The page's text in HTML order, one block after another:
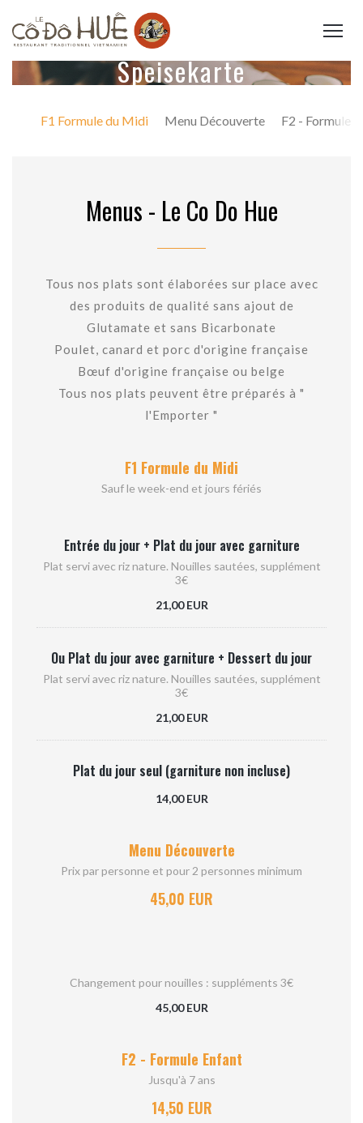
Speisekarte
F1 Formule du Midi Menu Découverte F2 - Formule
Menus - Le Co Do Hue
Tous nos plats sont élaborées sur place avec
des produits de qualité sans ajout de
Glutamate et sans Bicarbonate
Poulet, canard et porc d'origine française
Bœuf d'origine française ou belge
Tous nos plats peuvent être préparés à "
l'Emporter "
F1 Formule du Midi
Sauf le week-end et jours fériés
Entrée du jour + Plat du jour avec garniture
Plat servi avec riz nature. Nouilles sautées, supplément
3€
21,00 EUR
Ou Plat du jour avec garniture + Dessert du jour
Plat servi avec riz nature. Nouilles sautées, supplément
3€
21,00 EUR
Plat du jour seul (garniture non incluse)
14,00 EUR
Menu Découverte
Prix par personne et pour 2 personnes minimum
45,00 EUR
Changement pour nouilles : suppléments 3€
45,00 EUR
F2 - Formule Enfant
Jusqu'à 7 ans
14,50 EUR